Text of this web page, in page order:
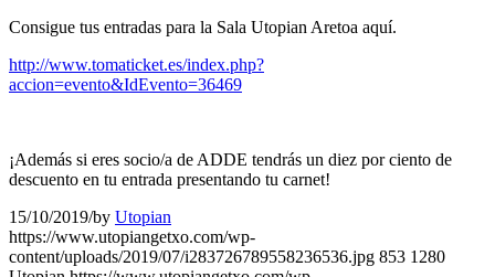
Consigue tus entradas para la Sala Utopian Aretoa aquí.
http://www.tomaticket.es/index.php?
accion=evento&IdEvento=36469
¡Además si eres socio/a de ADDE tendrás un diez por ciento de
descuento en tu entrada presentando tu carnet!
15/10/2019/by Utopian
https://www.utopiangetxo.com/wp-
content/uploads/2019/07/i283726789558236536.jpg 853 1280